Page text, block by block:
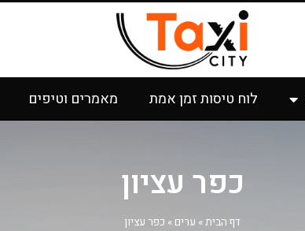
לוח טיסות זמן אמת מאמרים וטיפים
כפר עציון
דף הבית» ערים » כפר עציון